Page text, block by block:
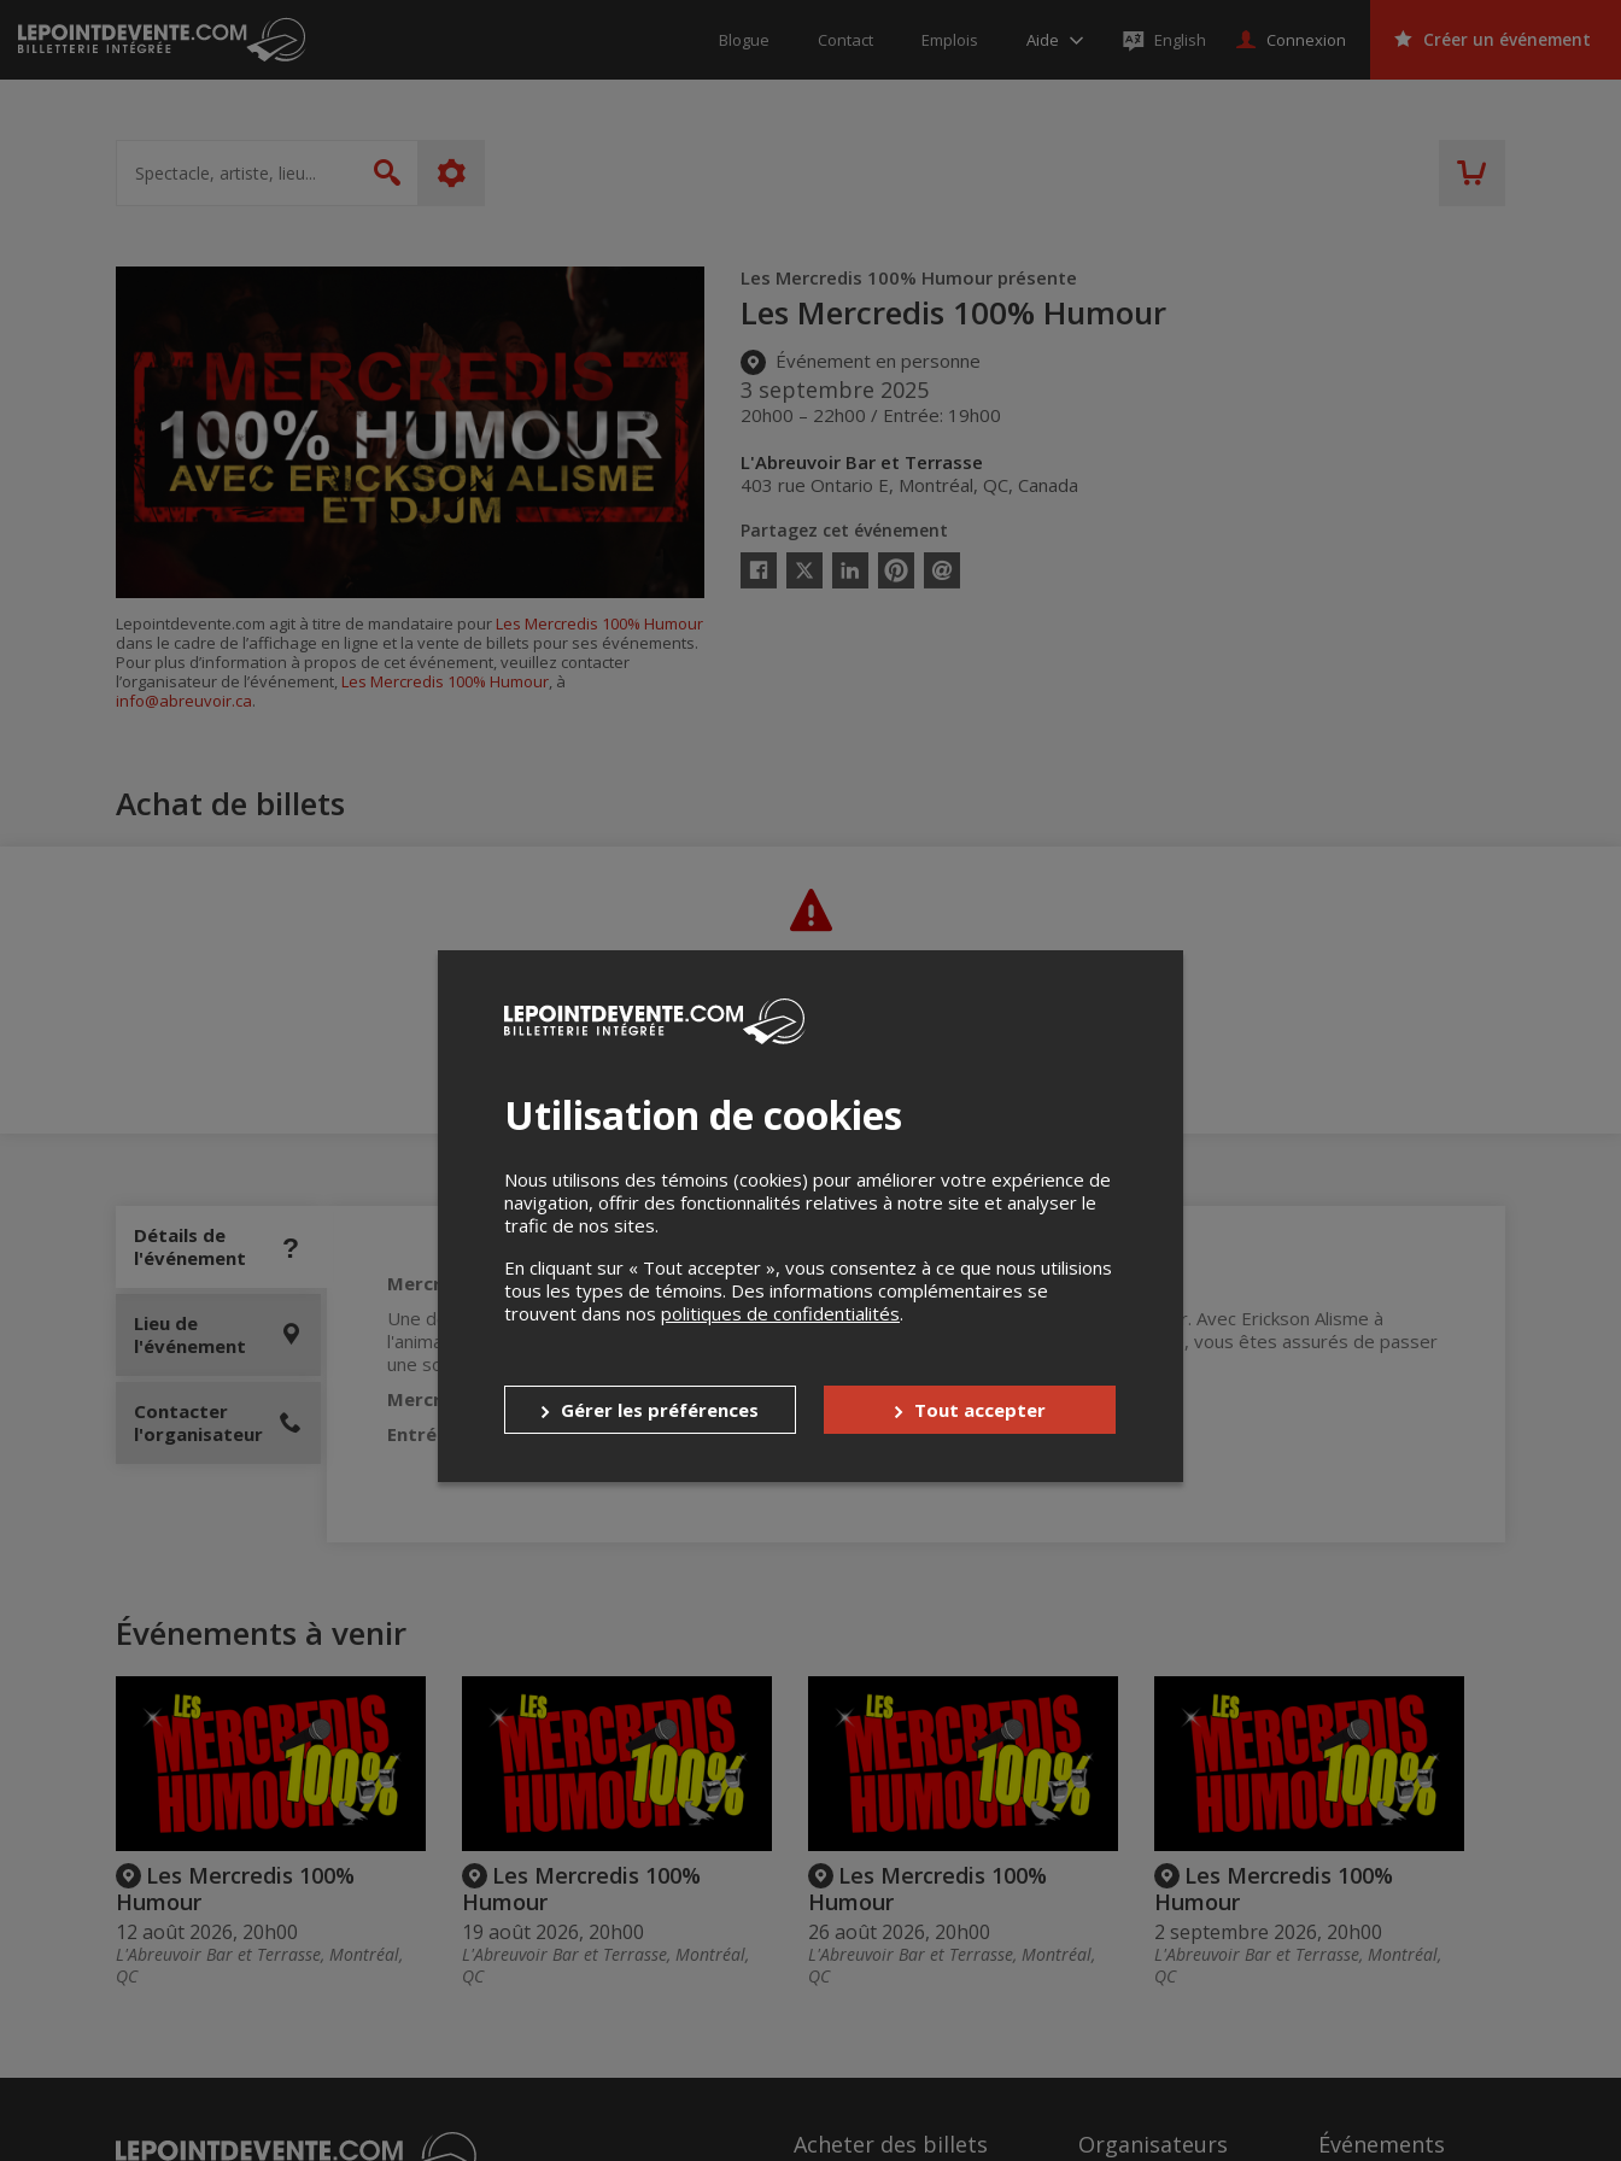
Passer
au
contenu
Blogue Contact Emplois Aide English Connexion Créer un événement
artiste,
lieu...
Rechercher
Les Mercredis 100% Humour présente
Les Mercredis 100% Humour
Événement en personne
3 septembre 2025
20h00 – 22h00 / Entrée: 19h00
L'Abreuvoir Bar et Terrasse
403 rue Ontario E, Montréal, QC, Canada
Partagez cet événement
Facebook
Twitter
LinkedinPinterestEnvoyer
Lepointdevente.com agit à titre de mandataire pour Les Mercredis 100% Humour
dans le cadre de l’affichage en ligne et la vente de billets pour ses événements.
Pour plus d’information à propos de cet événement, veuillez contacter
l’organisateur de l’événement, Les Mercredis 100% Humour, à
info@abreuvoir.ca.
Achat de billets
Détails de
l'événement
Mercredis 100% humour
Une des soirées d'humour les plus connues à Montréal, dans le mythique sous-sol de l'Abreuvoir. Avec Erickson Alisme à
l'animation, DJJM à l'ambiance musicale et une brochette d'humoristes surprises chaque semaine, vous êtes assurés de passer
une soirée inoubliable.
Mercredis à 20h, les portes ouvrent à 19h.
Entrée : 12$
(10$ pour les étudiants sur place uniquement)
Lieu de
l'événement
Contacter
l'organisateur
Événements à venir
Les Mercredis 100%
Humour
12 août 2026, 20h00
L'Abreuvoir Bar et Terrasse, Montréal,
QC
Les Mercredis 100%
Humour
19 août 2026, 20h00
L'Abreuvoir Bar et Terrasse, Montréal,
QC
Les Mercredis 100%
Humour
26 août 2026, 20h00
L'Abreuvoir Bar et Terrasse, Montréal,
QC
Les Mercredis 100%
Humour
2 septembre 2026, 20h00
L'Abreuvoir Bar et Terrasse, Montréal,
QC
Acheter des billets Organisateurs Événements
Utilisation de cookies
Nous utilisons des témoins (cookies) pour améliorer votre expérience de
navigation, offrir des fonctionnalités relatives à notre site et analyser le
trafic de nos sites.
En cliquant sur « Tout accepter », vous consentez à ce que nous utilisions
tous les types de témoins. Des informations complémentaires se
trouvent dans nos politiques de confidentialités.
Gérer les préférences Tout accepter